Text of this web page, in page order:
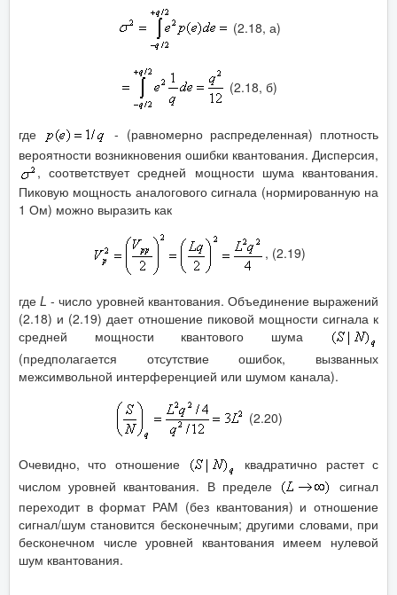
(2.18, а)
(2.18, б)
где
- (равномерно распределенная) плотность
вероятности возникновения ошибки квантования. Дисперсия,
, соответствует средней мощности шума квантования.
Пиковую мощность аналогового сигнала (нормированную на
1 Ом) можно выразить как
, (2.19)
гдеL - число уровней квантования. Объединение выражений
(2.18) и (2.19) дает отношение пиковой мощности сигнала к
средней мощности квантового шума
(предполагается отсутствие ошибок, вызванных
межсимвольной интерференцией или шумом канала).
(2.20)
Очевидно, что отношение
квадратично растет с
числом уровней квантования. В пределе
сигнал
переходит в формат РАМ (без квантования) и отношение
сигнал/шум становится бесконечным; другими словами, при
бесконечном числе уровней квантования имеем нулевой
шум квантования.